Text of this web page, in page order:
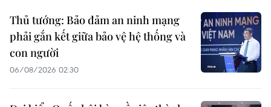
Thủ tướng: Bảo đảm an ninh mạng
phải gắn kết giữa bảo vệ hệ thống và
con người
06/08/2026 02:30